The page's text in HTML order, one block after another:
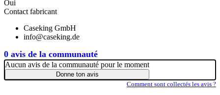
0 avis de la communauté
Oui
Contact fabricant
Caseking GmbH
info@caseking.de
Aucun avis de la communauté pour le moment
Donne ton avis
Comment sont collectés les avis ?